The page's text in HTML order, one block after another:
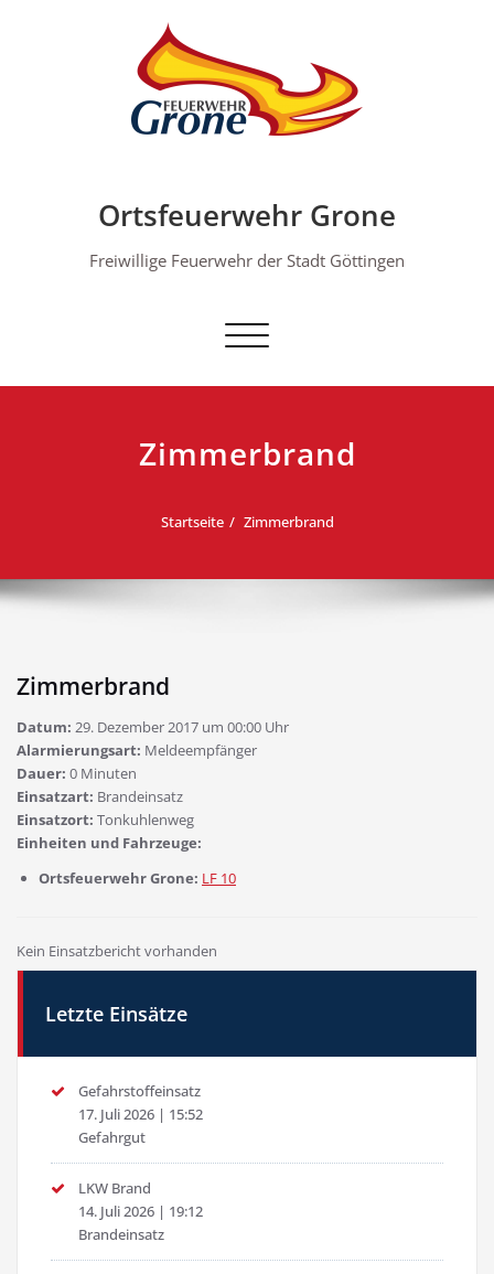
Ortsfeuerwehr Grone
Freiwillige Feuerwehr der Stadt Göttingen
Schalte Navigation
Zimmerbrand
Startseite Zimmerbrand
Zimmerbrand
Datum: 29. Dezember 2017 um 00:00 Uhr
Alarmierungsart: Meldeempfänger
Dauer: 0 Minuten
Einsatzart: Brandeinsatz
Einsatzort: Tonkuhlenweg
Einheiten und Fahrzeuge:
Ortsfeuerwehr Grone: LF 10
Kein Einsatzbericht vorhanden
Letzte Einsätze
Gefahrstoffeinsatz
17. Juli 2026 | 15:52
Gefahrgut
LKW Brand
14. Juli 2026 | 19:12
Brandeinsatz